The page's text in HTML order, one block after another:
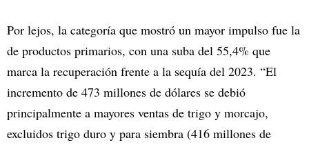
Por lejos, la categoría que mostró un mayor impulso fue la
de productos primarios, con una suba del 55,4% que
marca la recuperación frente a la sequía del 2023. “El
incremento de 473 millones de dólares se debió
principalmente a mayores ventas de trigo y morcajo,
excluidos trigo duro y para siembra (416 millones de